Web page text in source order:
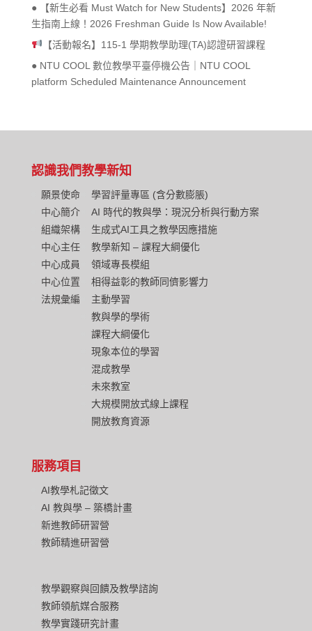
● 【新生必看 Must Watch for New Students】2026 年新
生指南上線！2026 Freshman Guide Is Now Available!
【活動報名】115-1 學期教學助理(TA)認證研習課程
● NTU COOL 數位教學平臺停機公告｜NTU COOL
platform Scheduled Maintenance Announcement
認識我們
願景使命
中心簡介
組織架構
中心主任
中心成員
中心位置
法規彙編
教學新知
學習評量專區 (含分數膨脹)
AI 時代的教與學：現況分析與行動方案
生成式AI工具之教學因應措施
教學新知 – 課程大綱優化
領域專長模組
相得益彰的教師同儕影響力
主動學習
教與學的學術
課程大綱優化
現象本位的學習
混成教學
未來教室
大規模開放式線上課程
開放教育資源
服務項目
AI教學札記徵文
AI 教與學 – 築橋計畫
新進教師研習營
教師精進研習營
教學觀察與回饋及教學諮詢
教師領航媒合服務
教學實踐研究計畫